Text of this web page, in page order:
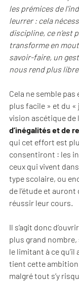
les prémices de
leurrer : cela
discipline, ce n’est
transforme en
savoir-faire, un
nous rend plus
Cela ne semble
plus facile » et du «
vision ascétique de
d’inégalités et de
qui cet effort est
consentiront : les
ceux qui vivent
type scolaire, ou
de l’étude et
réussir leur cours.
Il s’agit donc
plus grand nombre,
le limitant à ce
tient cette ambition
malgré tout s’y